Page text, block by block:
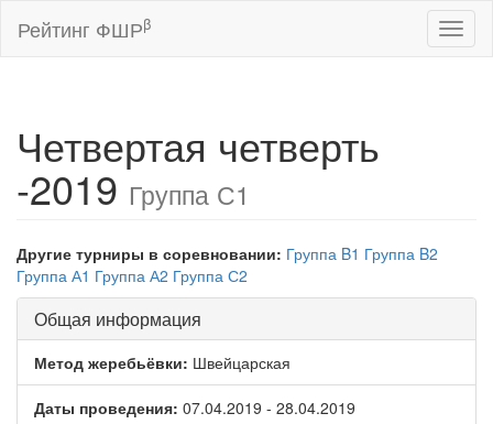
Рейтинг ФШРβ
Четвертая четверть
-2019Группа С1
Другие турниры в соревновании: Группа B1 Группа B2
Группа А1 Группа А2 Группа С2
Общая информация
Метод жеребьёвки: Швейцарская
Даты проведения: 07.04.2019 - 28.04.2019